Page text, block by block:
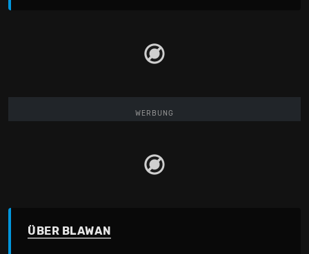
WERBUNG
ÜBER BLAWAN